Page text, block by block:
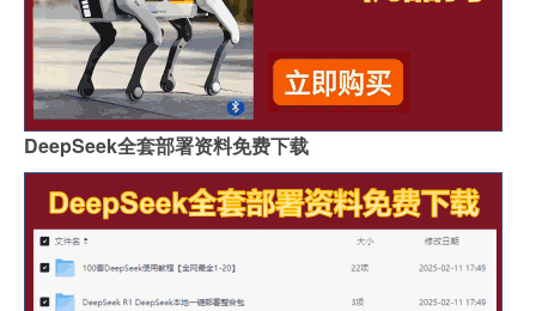
DeepSeek全套部署资料免费下载